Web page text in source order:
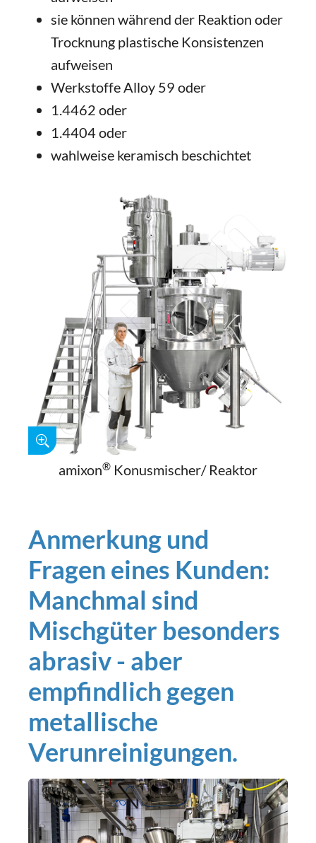
sie können während der Reaktion oder
Trocknung plastische Konsistenzen
aufweisen
Werkstoffe Alloy 59 oder
1.4462 oder
1.4404 oder
wahlweise keramisch beschichtet
amixon® Konusmischer/ Reaktor
Anmerkung und
Fragen eines Kunden:
Manchmal sind
Mischgüter besonders
abrasiv - aber
empfindlich gegen
metallische
Verunreinigungen.